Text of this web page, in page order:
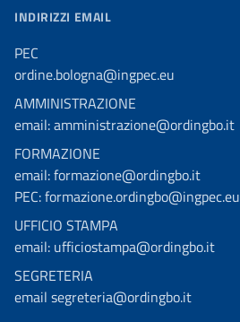
INDIRIZZI EMAIL
PEC
ordine.bologna@ingpec.eu
AMMINISTRAZIONE
email: amministrazione@ordingbo.it
FORMAZIONE
email: formazione@ordingbo.it
PEC: formazione.ordingbo@ingpec.eu
UFFICIO STAMPA
email: ufficiostampa@ordingbo.it
SEGRETERIA
email segreteria@ordingbo.it